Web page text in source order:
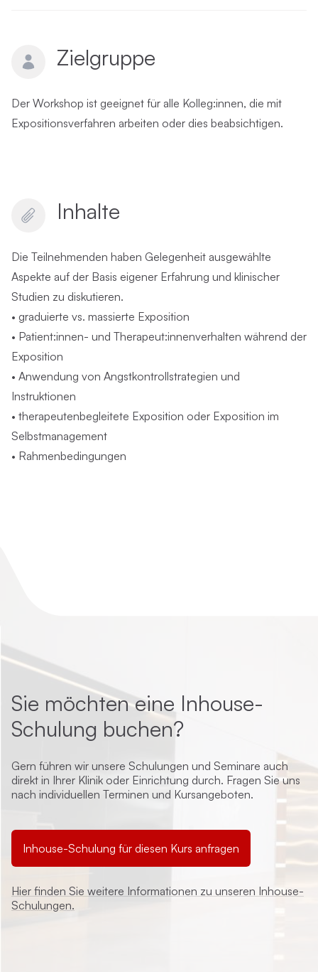
Zielgruppe
Der Workshop ist geeignet für alle Kolleg:innen, die mit
Expositionsverfahren arbeiten oder dies beabsichtigen.
Inhalte
Die Teilnehmenden haben Gelegenheit ausgewählte
Aspekte auf der Basis eigener Erfahrung und klinischer
Studien zu diskutieren.
• graduierte vs. massierte Exposition
• Patient:innen- und Therapeut:innenverhalten während der
Exposition
• Anwendung von Angstkontrollstrategien und
Instruktionen
• therapeutenbegleitete Exposition oder Exposition im
Selbstmanagement
• Rahmenbedingungen
Sie möchten eine Inhouse-
Schulung buchen?
Gern führen wir unsere Schulungen und Seminare auch
direkt in Ihrer Klinik oder Einrichtung durch. Fragen Sie uns
nach individuellen Terminen und Kursangeboten.
Inhouse-Schulung für diesen Kurs anfragen
Hier finden Sie weitere Informationen zu unseren Inhouse-
Schulungen.